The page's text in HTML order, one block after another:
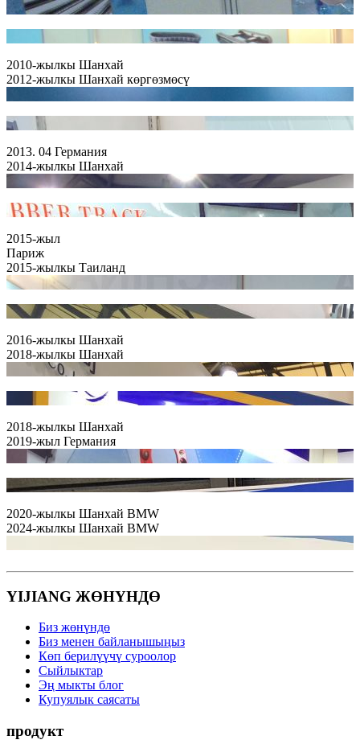
2010-жылкы Шанхай
2012-жылкы Шанхай көргөзмөсү
2013. 04 Германия
2014-жылкы Шанхай
2015-жыл
Париж
2015-жылкы Таиланд
2016-жылкы Шанхай
2018-жылкы Шанхай
2018-жылкы Шанхай
2019-жыл Германия
2020-жылкы Шанхай BMW
2024-жылкы Шанхай BMW
YIJIANG ЖӨНҮНДӨ
Биз жөнүндө
Биз менен байланышыңыз
Көп берилүүчү суроолор
Сыйлыктар
Эң мыкты блог
Купуялык саясаты
продукт